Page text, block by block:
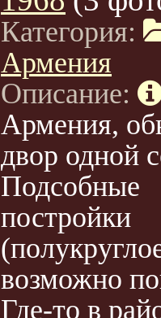
Категория:
Армения
Описание:
Армения,
двор одной
Подсобные
постройки
возможно
Где-то в